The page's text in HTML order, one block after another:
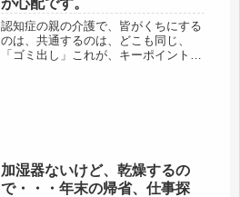
認知症の親の介護で、皆がくちにする
のは、共通するのは、どこも同じ、
「ゴミ出し」これが、キーポイントに
加湿器ないけど、乾燥するの
で・・・年末の帰省、仕事探